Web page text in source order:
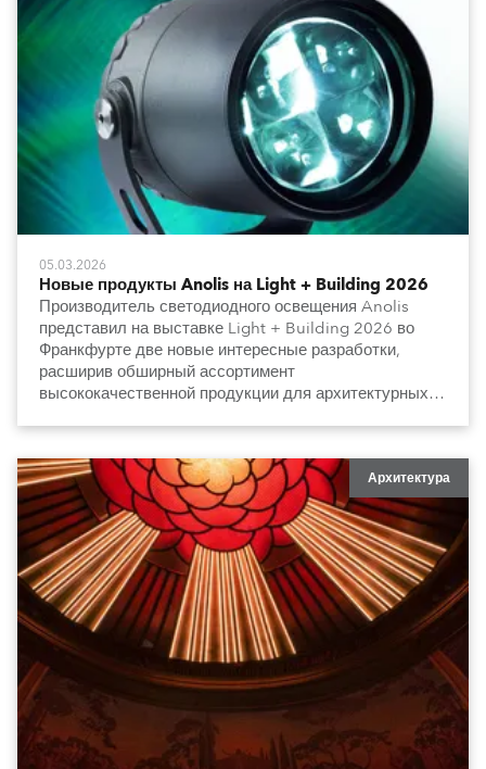
05.03.2026
Новые продукты Anolis на Light + Building 2026
Производитель светодиодного освещения Anolis
представил на выставке Light + Building 2026 во
Франкфурте две новые интересные разработки,
расширив обширный ассортимент
высококачественной продукции для архитектурных и
Архитектура